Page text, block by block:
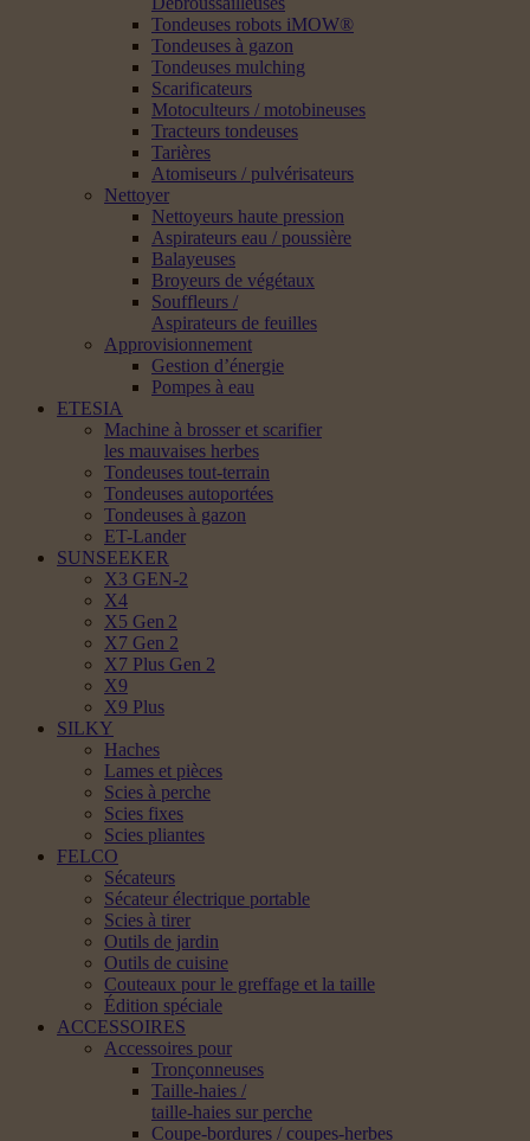
Tondeuses robots iMOW®
Tondeuses à gazon
Tondeuses mulching
Scarificateurs
Motoculteurs / motobineuses
Tracteurs tondeuses
Tarières
Atomiseurs / pulvérisateurs
Nettoyer
Nettoyeurs haute pression
Aspirateurs eau / poussière
Balayeuses
Broyeurs de végétaux
Souffleurs /
Aspirateurs de feuilles
Approvisionnement
Gestion d’énergie
Pompes à eau
ETESIA
Machine à brosser et scarifier
les mauvaises herbes
Tondeuses tout-terrain
Tondeuses autoportées
Tondeuses à gazon
ET-Lander
SUNSEEKER
X3 GEN-2
X4
X5 Gen 2
X7 Gen 2
X7 Plus Gen 2
X9
X9 Plus
SILKY
Haches
Lames et pièces
Scies à perche
Scies fixes
Scies pliantes
FELCO
Sécateurs
Sécateur électrique portable
Scies à tirer
Outils de jardin
Outils de cuisine
Couteaux pour le greffage et la taille
Édition spéciale
ACCESSOIRES
Accessoires pour
Tronçonneuses
Taille-haies /
taille-haies sur perche
Coupe-bordures / coupes-herbes